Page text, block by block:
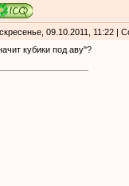
09.10.2011, 11:22 |
кубики под аву"?